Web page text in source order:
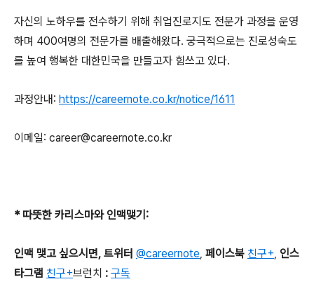
자신의 노하우를 전수하기 위해 취업진로지도 전문가 과정을 운영
하며 400여명의 전문가를 배출해왔다. 궁극적으로는 진로성숙도
를 높여 행복한 대한민국을 만들고자 힘쓰고 있다.
과정안내: https://careernote.co.kr/notice/1611
이메일: career@careernote.co.kr
* 따뜻한 카리스마와 인맥맺기 :
인맥 맺고 싶으시면, 트위터 @careernote, 페이스북 친구+, 인스
타그램 친구+브런치 : 구독